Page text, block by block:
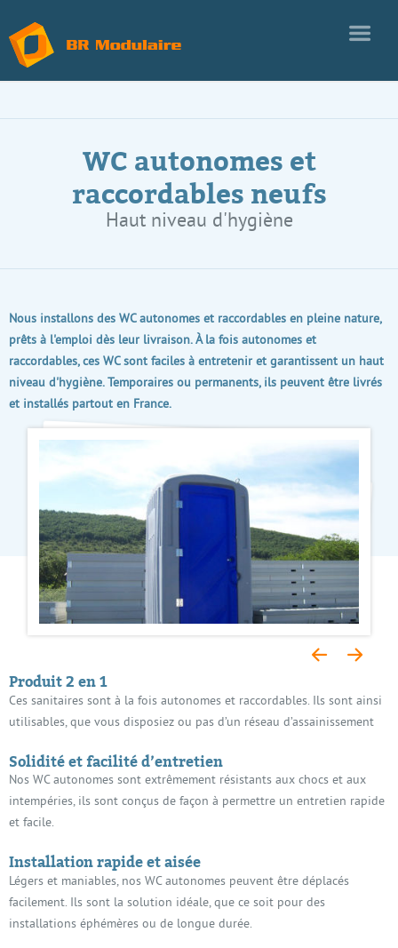
WC autonomes et
raccordables neufs
Haut niveau d'hygiène
Nous installons des WC autonomes et raccordables en pleine nature,
prêts à l'emploi dès leur livraison. À la fois autonomes et
raccordables, ces WC sont faciles à entretenir et garantissent un haut
niveau d'hygiène. Temporaires ou permanents, ils peuvent être livrés
et installés partout en France.
Produit 2 en 1
Ces sanitaires sont à la fois autonomes et raccordables. Ils sont ainsi
utilisables, que vous disposiez ou pas d’un réseau d’assainissement
Solidité et facilité d’entretien
Nos WC autonomes sont extrêmement résistants aux chocs et aux
intempéries, ils sont conçus de façon à permettre un entretien rapide
et facile.
Installation rapide et aisée
Légers et maniables, nos WC autonomes peuvent être déplacés
facilement. Ils sont la solution idéale, que ce soit pour des
installations éphémères ou de longue durée.